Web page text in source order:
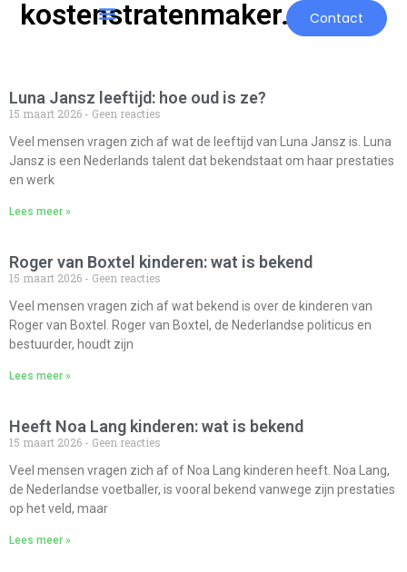
kostenstratenmaker.nlContact
Luna Jansz leeftijd: hoe oud is ze?
15 maart 2026
Geen reacties
Veel mensen vragen zich af wat de leeftijd van Luna Jansz is. Luna
Jansz is een Nederlands talent dat bekendstaat om haar prestaties
en werk
Lees meer »
Roger van Boxtel kinderen: wat is bekend
15 maart 2026
Geen reacties
Veel mensen vragen zich af wat bekend is over de kinderen van
Roger van Boxtel. Roger van Boxtel, de Nederlandse politicus en
bestuurder, houdt zijn
Lees meer »
Heeft Noa Lang kinderen: wat is bekend
15 maart 2026
Geen reacties
Veel mensen vragen zich af of Noa Lang kinderen heeft. Noa Lang,
de Nederlandse voetballer, is vooral bekend vanwege zijn prestaties
op het veld, maar
Lees meer »